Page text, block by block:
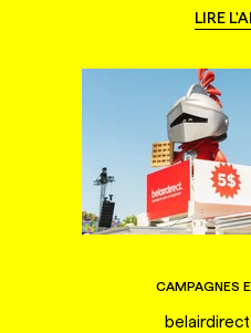
LIRE
CAMPAGNES
belairdirect